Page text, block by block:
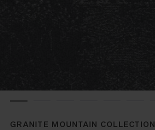
GRANITE MOUNTAIN COLLECTION